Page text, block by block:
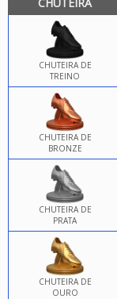
CHUTEIRA DE
TREINO
CHUTEIRA DE
BRONZE
CHUTEIRA DE
PRATA
CHUTEIRA DE
OURO